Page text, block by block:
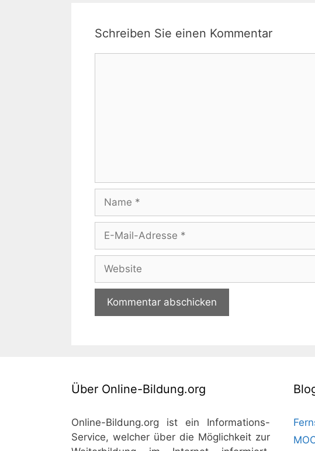
Schreiben Sie einen Kommentar
Name
Adresse
Website
Über Online-Bildung.org
Online-Bildung.org ist ein Informations-
Service, welcher über die Möglichkeit zur